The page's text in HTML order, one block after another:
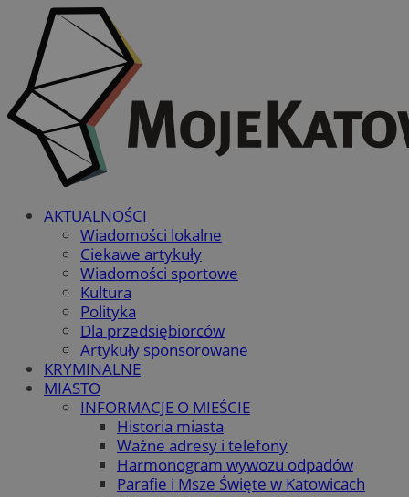
AKTUALNOŚCI
Wiadomości lokalne
Ciekawe artykuły
Wiadomości sportowe
Kultura
Polityka
Dla przedsiębiorców
Artykuły sponsorowane
KRYMINALNE
MIASTO
INFORMACJE O MIEŚCIE
Historia miasta
Ważne adresy i telefony
Harmonogram wywozu odpadów
Parafie i Msze Święte w Katowicach